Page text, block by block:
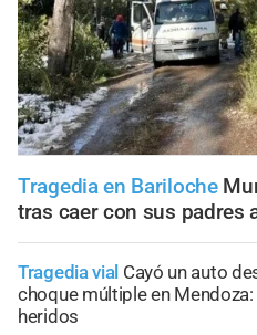
Tragedia en Bariloche
tras caer con sus padres
Tragedia vial Cayó un auto
choque múltiple en
heridos